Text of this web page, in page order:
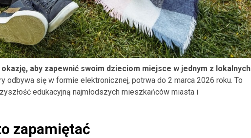
aby zapewnić swoim dzieciom miejsce w jednym z lokalnych
odbywa się w formie elektronicznej, potrwa do 2 marca 2026 roku. To
edukacyjną najmłodszych mieszkańców miasta i
zapamiętać